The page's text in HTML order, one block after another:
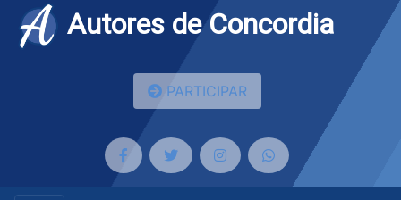
Autores de Concordia
PARTICIPAR